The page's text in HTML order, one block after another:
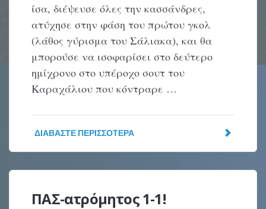
ίσα, διέψευσε όλες την κασσάνδρες,
ατύχησε στην φάση του πρώτου γκολ
(λάθος γύρισμα του Σάλιακα), και θα
μπορούσε να ισοφαρίσει στο δεύτερο
ημίχρονο στο υπέροχο σουτ του
Καραχάλιου που κόντραρε …
ΔΙΑΒΆΣΤΕ ΠΕΡΙΣΣΌΤΕΡΑ
ΠΑΣ-ατρόμητος 1-1!